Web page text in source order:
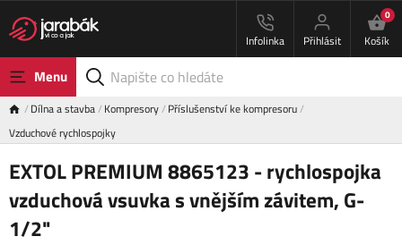
Infolinka Přihlásit
0
Košík
Menu
Dílna a stavba Kompresory Příslušenství ke kompresoru
Vzduchové rychlospojky
EXTOL PREMIUM 8865123 - rychlospojka
vzduchová vsuvka s vnějším závitem, G-
1/2"